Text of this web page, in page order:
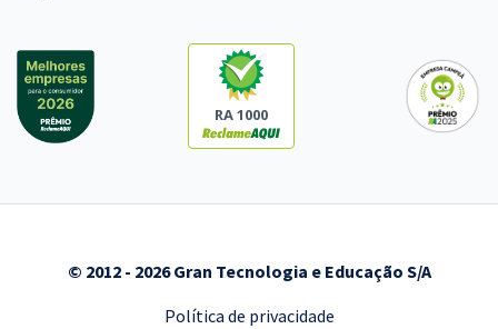
RA 1000
© 2012 - 2026 Gran Tecnologia e Educação S/A
Política de privacidade